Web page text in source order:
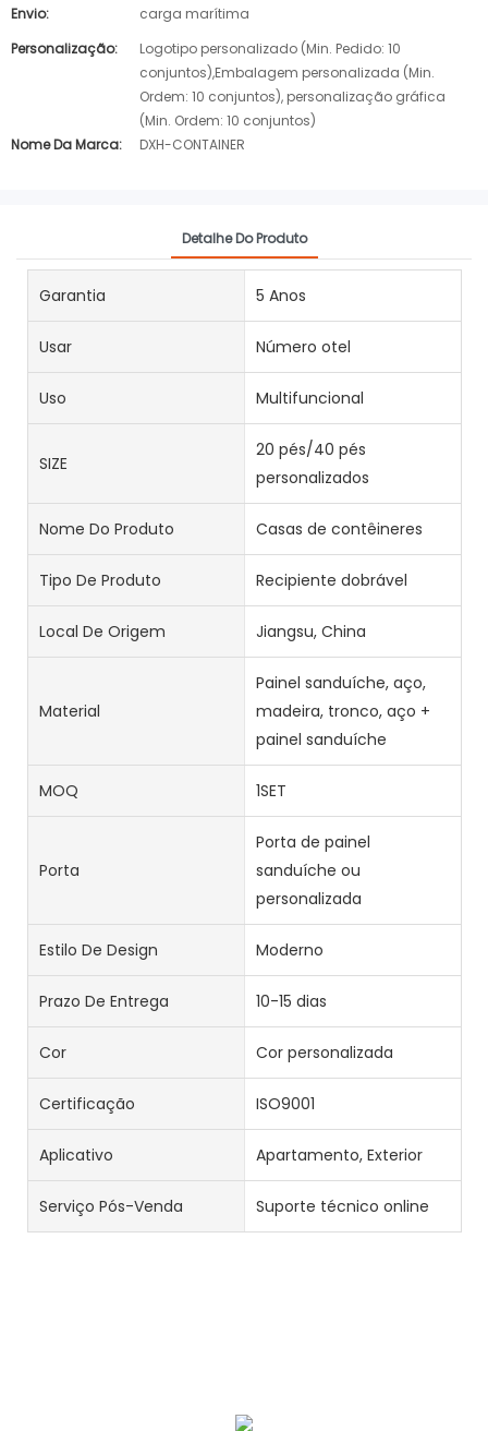
Envio:
carga marítima
Personalização:
Logotipo personalizado (Min. Pedido: 10
conjuntos),Embalagem personalizada (Min.
Ordem: 10 conjuntos), personalização gráfica
(Min. Ordem: 10 conjuntos)
Nome Da Marca:
DXH-CONTAINER
Detalhe Do Produto
Garantia 5 Anos
Usar Número otel
Uso Multifuncional
SIZE
20 pés/40 pés
personalizados
Nome Do Produto Casas de contêineres
Tipo De Produto Recipiente dobrável
Local De Origem Jiangsu, China
Material
Painel sanduíche, aço,
madeira, tronco, aço +
painel sanduíche
MOQ 1SET
Porta
Porta de painel
sanduíche ou
personalizada
Estilo De Design Moderno
Prazo De Entrega 10-15 dias
Cor Cor personalizada
Certificação ISO9001
Aplicativo Apartamento, Exterior
Serviço Pós-Venda Suporte técnico online